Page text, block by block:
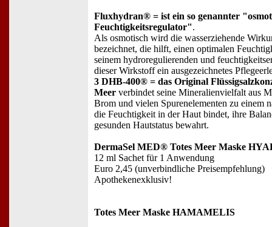
Fluxhydran® = ist ein so genannter
Feuchtigkeitsregulator".
Als osmotisch wird die wasserziehende
bezeichnet, die hilft, einen optimalen
seinem hydroregulierenden und
dieser Wirkstoff ein ausgezeichnetes
3 DHB-400® = das Original
Meer verbindet seine Mineralienvielfalt aus
Brom und vielen Spurenelementen zu einem
die Feuchtigkeit in der Haut bindet, ihre
gesunden Hautstatus bewahrt.
DermaSel MED® Totes Meer Maske
12 ml Sachet für 1 Anwendung
Euro 2,45 (unverbindliche Preisempfehlung)
Apothekenexklusiv!
Totes Meer Maske HAMAMELIS